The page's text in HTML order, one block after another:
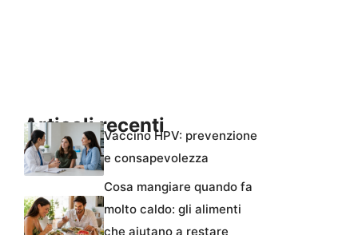
Articoli recentiVaccino HPV: prevenzione
e consapevolezza
Cosa mangiare quando fa
molto caldo: gli alimenti
che aiutano a restare